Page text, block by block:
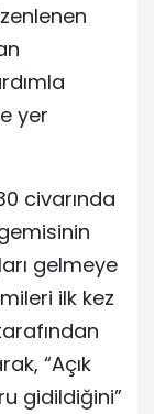
yer
civarında
gelmeye
ilk kez
“Açık
gidildiğini”